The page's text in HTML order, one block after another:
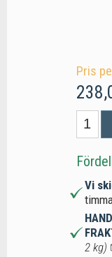
Pris
Vi
2 kg)